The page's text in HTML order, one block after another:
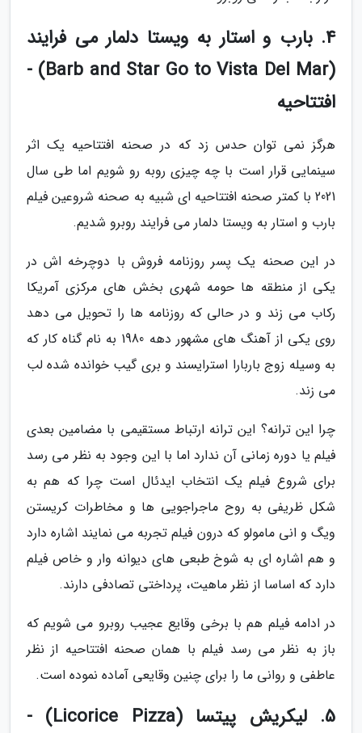
4. بارب و استار به ویستا دلمار می فرایند
(Barb and Star Go to Vista Del Mar) -
افتتاحیه
هرگز نمی توان حدس زد که در صحنه افتتاحیه یک اثر
سینمایی قرار است با چه چیزی روبه رو شویم اما طی سال
2021 با کمتر صحنه افتتاحیه ای شبیه به صحنه شروعین فیلم
بارب و استار به ویستا دلمار می فرایند روبرو شدیم.
در این صحنه یک پسر روزنامه فروش با دوچرخه اش در
یکی از منطقه ها حومه شهری بخش های مرکزی آمریکا
رکاب می زند و در حالی که روزنامه ها را تحویل می دهد
روی یکی از آهنگ های مشهور دهه 1980 به نام گناه کار که
به وسیله زوج باربارا استرایسند و بری گیب خوانده شده لب
می زند.
چرا این ترانه؟ این ترانه ارتباط مستقیمی با مضامین بعدی
فیلم یا دوره زمانی آن ندارد اما با این وجود به نظر می رسد
برای شروع فیلم یک انتخاب ایدئال است چرا که هم به
شکل ظریفی به روح ماجراجویی ها و مخاطرات کریستن
ویگ و انی مامولو که درون فیلم تجربه می نمایند اشاره دارد
و هم اشاره ای به شوخ طبعی های دیوانه وار و خاص فیلم
دارد که اساسا از نظر ماهیت، پرداختی تصادفی دارند.
در ادامه فیلم هم با برخی وقایع عجیب روبرو می شویم که
باز به نظر می رسد فیلم با همان صحنه افتتاحیه از نظر
عاطفی و روانی ما را برای چنین وقایعی آماده نموده است.
5. لیکریش پیتسا (Licorice Pizza) -